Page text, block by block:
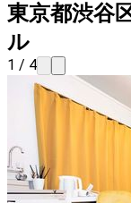
東京都渋谷
ル
1 / 4